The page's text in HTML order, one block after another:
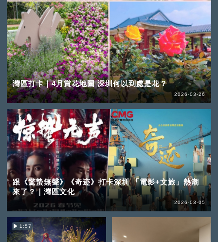
灣區打卡｜4月賞花地圖 深圳何以到處是花？
2026-03-26
跟《驚蟄無聲》《奇迹》打卡深圳 「電影+文旅」熱潮
來了？｜灣區文化
2026-03-05
1:57